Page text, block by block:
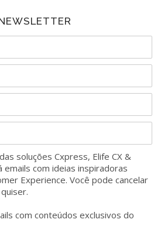
soluções Cxpress, Elife CX &
emails com ideias inspiradoras
Experience. Você pode cancelar
com conteúdos exclusivos do